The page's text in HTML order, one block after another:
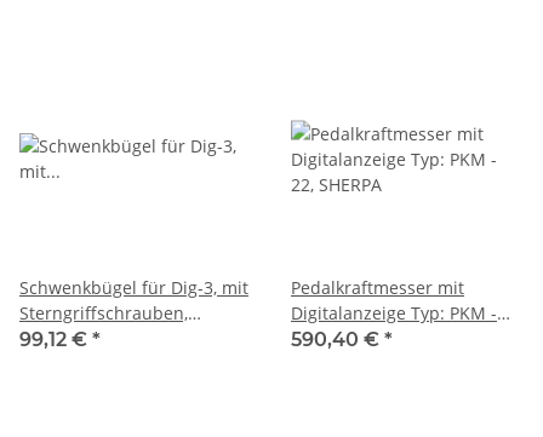
Schwenkbügel für Dig-3, mit
Sterngriffschrauben,
SHERPA
99,12 € *
Pedalkraftmesser mit
Digitalanzeige Typ: PKM -
22, SHERPA
590,40 € *